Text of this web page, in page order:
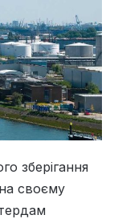
зберігання
своєму